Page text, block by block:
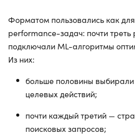
Форматом пользовались как
performance-задач: почти
подключали ML-алгоритмы
Из них:
больше половины
целевых действий;
почти каждый третий —
поисковых запросов;